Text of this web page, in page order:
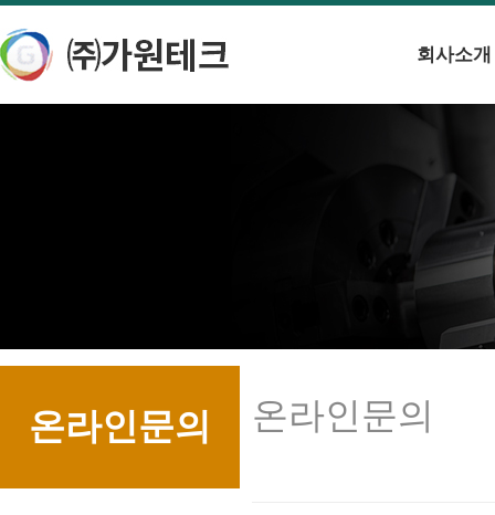
회사소개
온라인문의 온라인문의